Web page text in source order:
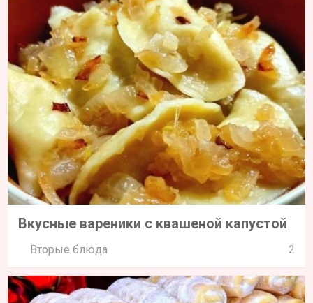
Вкусные вареники с квашеной капустой
Вторые блюда 2